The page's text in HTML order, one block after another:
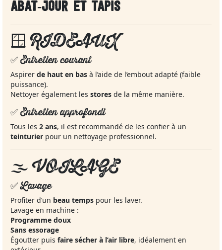
ABAT‑JOUR ET TAPIS
🪟 RIDEAUX
✅ Entretien courant
Aspirer de haut en bas à l’aide de l’embout adapté (faible
puissance).
Nettoyer également les stores de la même manière.
✅ Entretien approfondi
Tous les 2 ans, il est recommandé de les confier à un
teinturier pour un nettoyage professionnel.
🌫️ VOILAGE
✅ Lavage
Profiter d’un beau temps pour les laver.
Lavage en machine :
Programme doux
Sans essorage
Égoutter puis faire sécher à l’air libre, idéalement en